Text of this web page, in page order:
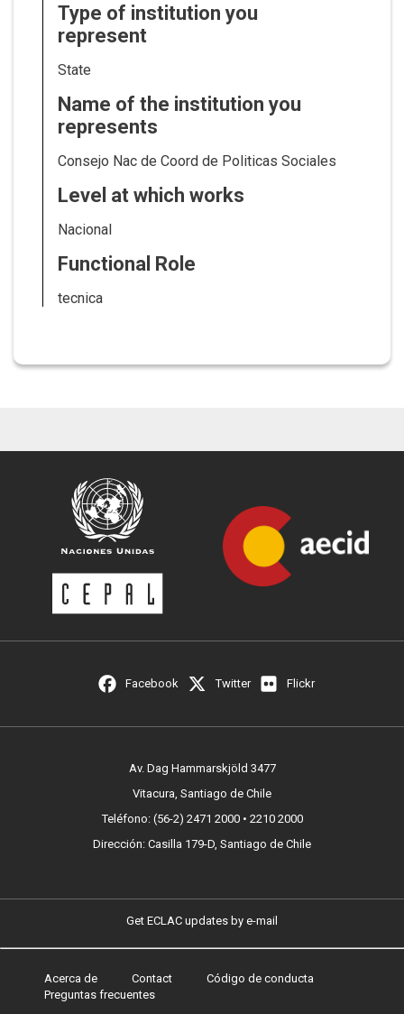
Type of institution you
represent
State
Name of the institution you
represents
Consejo Nac de Coord de Politicas Sociales
Level at which works
Nacional
Functional Role
tecnica
Facebook Twitter Flickr
Av. Dag Hammarskjöld 3477
Vitacura, Santiago de Chile
Teléfono: (56-2) 2471 2000 • 2210 2000
Dirección: Casilla 179-D, Santiago de Chile
Get ECLAC updates by e-mail
Footer
Acerca de Contact
Código de conducta
Preguntas frecuentes